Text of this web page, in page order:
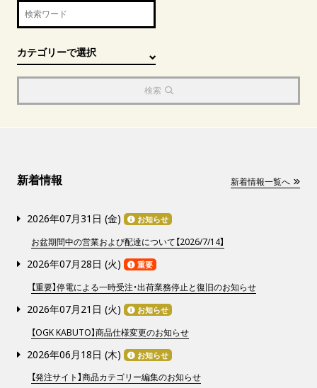
検索
新着情報 新着情報一覧へ
2026年07月31日 (金) お知らせ
お盆期間中の営業および配達について【2026/7/14】
2026年07月28日 (火) 重要
【重要】停電による一時受注・出荷業務停止と復旧のお知らせ
2026年07月21日 (火) お知らせ
【OGK KABUTO】商品仕様変更のお知らせ
2026年06月18日 (木) お知らせ
【発注サイト】商品カテゴリー編集のお知らせ